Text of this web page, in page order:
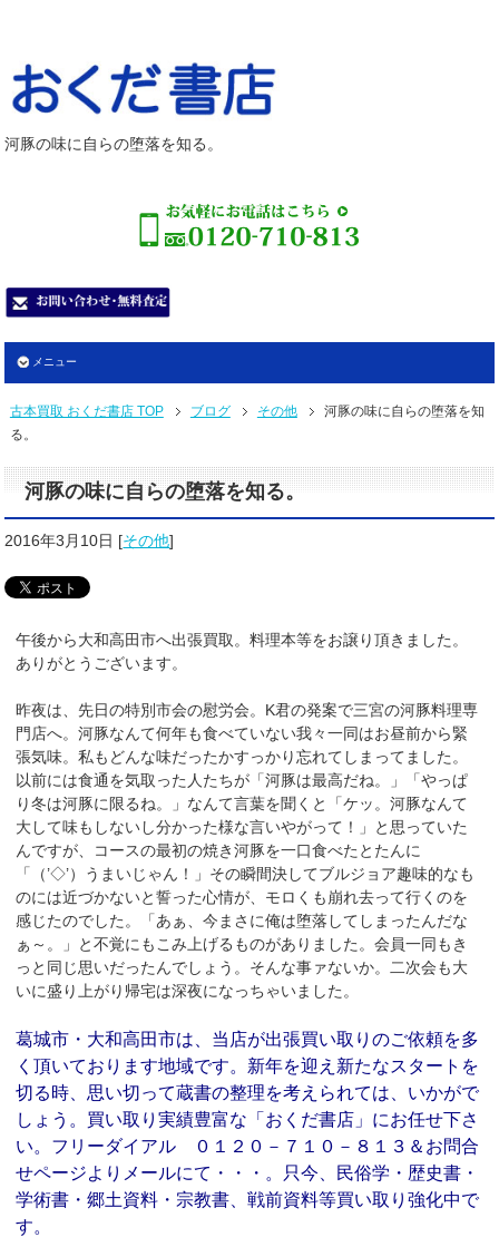
河豚の味に自らの堕落を知る。
メニュー
古本買取 おくだ書店 TOP ブログ その他
河豚の味に自らの堕落を知
る。
河豚の味に自らの堕落を知る。
2016年3月10日 [その他]
午後から大和高田市へ出張買取。料理本等をお譲り頂きました。
ありがとうございます。
昨夜は、先日の特別市会の慰労会。K君の発案で三宮の河豚料理専
門店へ。河豚なんて何年も食べていない我々一同はお昼前から緊
張気味。私もどんな味だったかすっかり忘れてしまってました。
以前には食通を気取った人たちが「河豚は最高だね。」「やっぱ
り冬は河豚に限るね。」なんて言葉を聞くと「ケッ。河豚なんて
大して味もしないし分かった様な言いやがって！」と思っていた
んですが、コースの最初の焼き河豚を一口食べたとたんに
「（’◇’）うまいじゃん！」その瞬間決してブルジョア趣味的なも
のには近づかないと誓った心情が、モロくも崩れ去って行くのを
感じたのでした。「あぁ、今まさに俺は堕落してしまったんだな
ぁ～。」と不覚にもこみ上げるものがありました。会員一同もき
っと同じ思いだったんでしょう。そんな事ァないか。二次会も大
いに盛り上がり帰宅は深夜になっちゃいました。
葛城市・大和高田市は、当店が出張買い取りのご依頼を多
く頂いております地域です。新年を迎え新たなスタートを
切る時、思い切って蔵書の整理を考えられては、いかがで
しょう。買い取り実績豊富な「おくだ書店」にお任せ下さ
い。フリーダイアル ０１２０－７１０－８１３＆お問合
せページよりメールにて・・・。只今、民俗学・歴史書・
学術書・郷土資料・宗教書、戦前資料等買い取り強化中で
す。